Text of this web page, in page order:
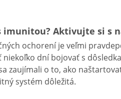
imunitou? Aktivujte si s
ochorení je veľmi
dní bojovať s
zaujímali o to, ako
systém dôležitá.